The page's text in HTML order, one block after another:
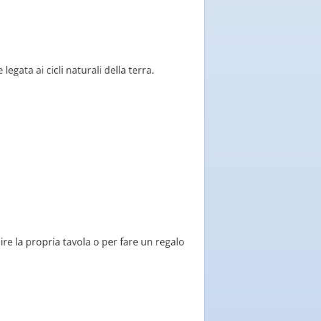
legata ai cicli naturali della terra.
la propria tavola o per fare un regalo